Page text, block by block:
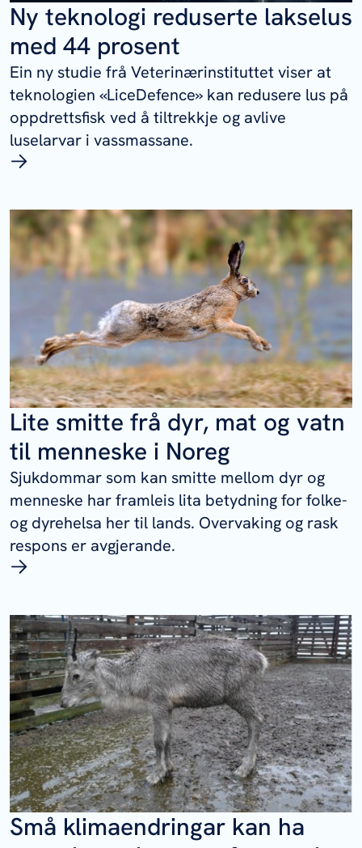
Ny teknologi reduserte lakselus
med 44 prosent
Ein ny studie frå Veterinærinstituttet viser at
teknologien «LiceDefence» kan redusere lus på
oppdrettsfisk ved å tiltrekkje og avlive
luselarvar i vassmassane.
Lite smitte frå dyr, mat og vatn
til menneske i Noreg
Sjukdommar som kan smitte mellom dyr og
menneske har framleis lita betydning for folke-
og dyrehelsa her til lands. Overvaking og rask
respons er avgjerande.
Små klimaendringar kan ha